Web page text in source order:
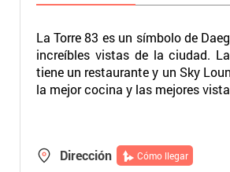
La Torre 83 es un símbolo de
increíbles vistas de la ciudad.
tiene un restaurante y un Sky
la mejor cocina y las mejores
Dirección Cómo llegar